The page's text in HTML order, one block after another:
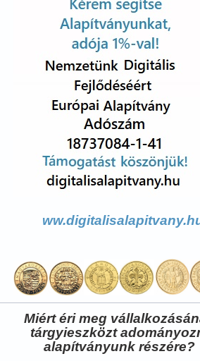
Miért éri meg
tárgyieszközt
alapítványunk részére?